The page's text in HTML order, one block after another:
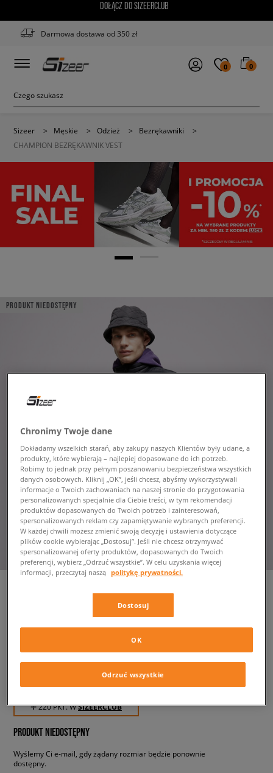
DOŁĄCZ DO SIZEERCLUB
Darmowa dostawa od 350 zł
0 0
Sizeer > Męskie > Odzież > Bezrękawniki
>
CHAMPION BEZRĘKAWNIK VEST
PRODUKT NIEDOSTĘPNY
CHAMPION BEZRĘKAWNIK
VEST
✛ 220 PKT. WSIZEERCLUB
PRODUKT NIEDOSTĘPNY
Wyślemy Ci e-mail, gdy żądany rozmiar będzie ponownie
dostępny.
Chronimy Twoje dane
Dokładamy wszelkich starań, aby zakupy naszych Klientów były udane, a
produkty, które wybierają – najlepiej dopasowane do ich potrzeb.
Robimy to jednak przy pełnym poszanowaniu bezpieczeństwa wszystkich
danych osobowych. Kliknij „OK”, jeśli chcesz, abyśmy wykorzystywali
informacje o Twoich zachowaniach na naszej stronie do przygotowania
personalizowanych specjalnie dla Ciebie treści, w tym rekomendacji
produktów dopasowanych do Twoich potrzeb i zainteresowań,
spersonalizowanych reklam czy zapamiętywanie wybranych preferencji.
W każdej chwili możesz zmienić swoją decyzję i ustawienia dotyczące
plików cookie wybierając „Dostosuj”. Jeśli nie chcesz otrzymywać
spersonalizowanej oferty produktów, dopasowanych do Twoich
preferencji, wybierz „Odrzuć wszystkie”. W celu uzyskania więcej
informacji, przeczytaj naszą politykę prywatności.
Dostosuj
Odrzuć wszystkie
OK